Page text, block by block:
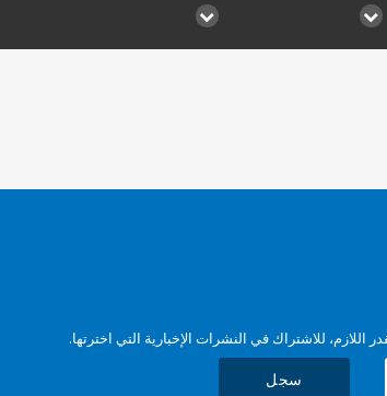
اللازم، للاشتراك في النشرات الإخبارية التي اخترتها.
سجل